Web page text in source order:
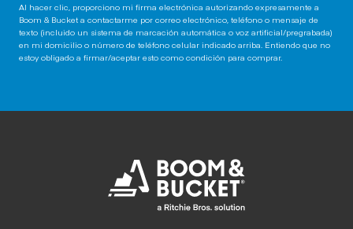
Al hacer clic, proporciono mi firma electrónica autorizando expresamente a
Boom & Bucket a contactarme por correo electrónico, teléfono o mensaje de
texto (incluido un sistema de marcación automática o voz artificial/pregrabada)
en mi domicilio o número de teléfono celular indicado arriba. Entiendo que no
estoy obligado a firmar/aceptar esto como condición para comprar.